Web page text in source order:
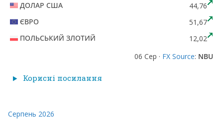
ДОЛАР США
44,76
ЄВРО
51,67
ПОЛЬСЬКИЙ ЗЛОТИЙ
12,02
06 Сер · FX Source: NBU
Корисні посилання
Серпень 2026